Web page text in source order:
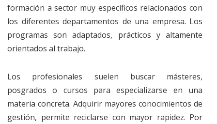
formación a sector muy específicos relacionados con
los diferentes departamentos de una empresa. Los
programas son adaptados, prácticos y altamente
orientados al trabajo.
Los profesionales suelen buscar másteres,
posgrados o cursos para especializarse en una
materia concreta. Adquirir mayores conocimientos de
gestión, permite reciclarse con mayor rapidez. Por